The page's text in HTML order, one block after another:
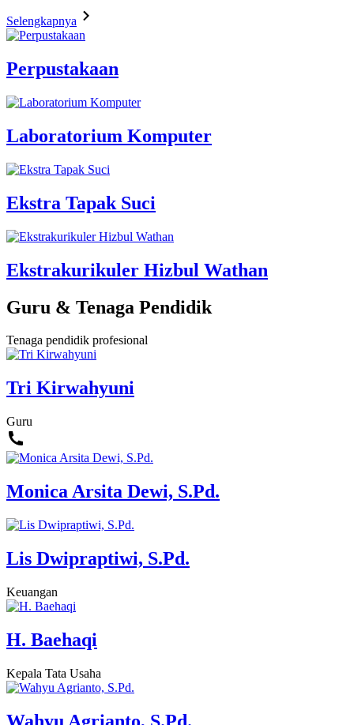
Selengkapnya
Perpustakaan
Laboratorium Komputer
Ekstra Tapak Suci
Ekstrakurikuler Hizbul Wathan
Guru & Tenaga Pendidik
Tenaga pendidik profesional
Tri Kirwahyuni
Guru
Monica Arsita Dewi, S.Pd.
Lis Dwipraptiwi, S.Pd.
Keuangan
H. Baehaqi
Kepala Tata Usaha
Wahyu Agrianto, S.Pd.